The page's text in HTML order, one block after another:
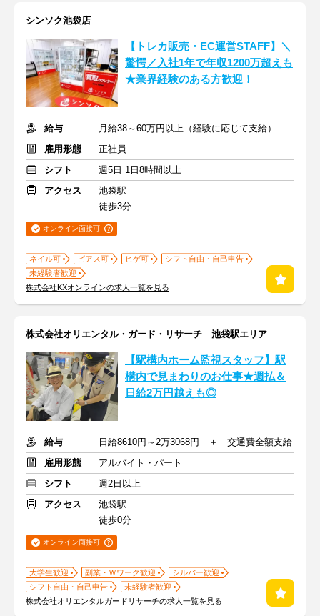
シンソク池袋店
【トレカ販売・EC運営STAFF】＼
驚愕／入社1年で年収1200万超えも
★業界経験のある方歓迎！
給与
月給38～60万円以上（経験に応じて支給）＋賞与＋インセンティブ
雇用形態
正社員
シフト
週5日 1日8時間以上
アクセス
池袋駅
徒歩3分
オンライン面接可
ネイル可 ピアス可 ヒゲ可
シフト自由・自己申告
未経験者歓迎
株式会社KXオンラインの求人一覧を見る
株式会社オリエンタル・ガード・リサーチ 池袋駅エリア
【駅構内ホーム監視スタッフ】駅
構内で見まわりのお仕事★週払＆
日給2万円越えも◎
給与
日給8610円～2万3068円 ＋ 交通費全額支給
雇用形態
アルバイト・パート
シフト
週2日以上
アクセス
池袋駅
徒歩0分
オンライン面接可
大学生歓迎 副業・Ｗワーク歓迎
シルバー歓迎
シフト自由・自己申告
未経験者歓迎
株式会社オリエンタルガードリサーチの求人一覧を見る